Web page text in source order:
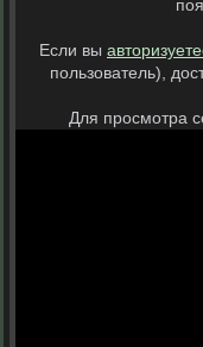
Если вы
пользователь),
Для просмотра